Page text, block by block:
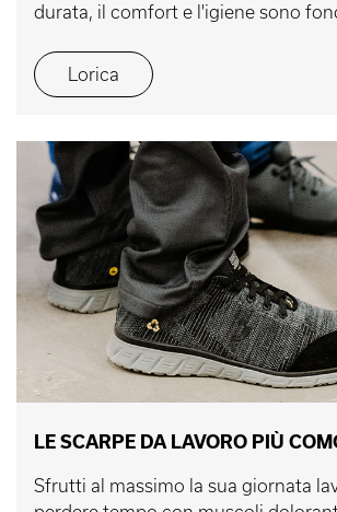
durata, il comfort e l'igiene sono
Lorica
LE SCARPE DA LAVORO PIÙ
Sfrutti al massimo la sua giornata